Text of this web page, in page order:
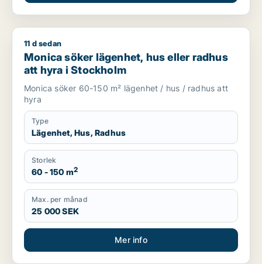
Monica söker lägenhet, hus eller radhus att hyra i Stockholm
11 d sedan
Monica söker lägenhet, hus eller radhus
att hyra i Stockholm
Monica söker 60-150 m² lägenhet / hus / radhus att
hyra
Type
Lägenhet, Hus, Radhus
Storlek
60 - 150 m2
Max. per månad
25 000 SEK
Mer info